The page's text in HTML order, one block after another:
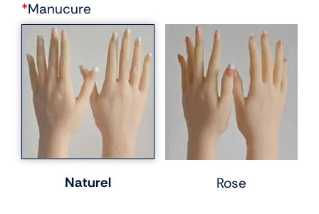
*Manucure
Naturel Rose